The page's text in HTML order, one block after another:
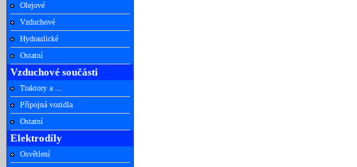
Olejové
Vzduchové
Hydraulické
Ostatní
Vzduchové součásti
Traktory a ...
Přípojná vozidla
Ostatní
Elektrodíly
Osvětlení